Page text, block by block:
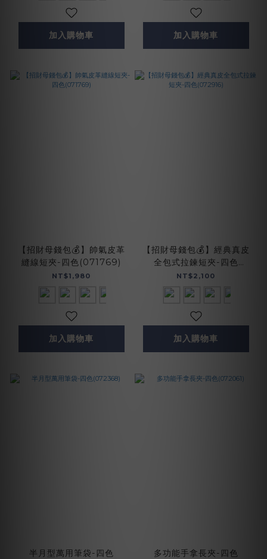
加入購物車 加入購物車
【招財母錢包💰】帥氣皮革
縫線短夾-四色(071769)
NT$1,980
加入購物車
【招財母錢包💰】經典真皮
全包式拉鍊短夾-四色
(072916)
NT$2,100
加入購物車
半月型萬用筆袋-四色
多功能手拿長夾-四色